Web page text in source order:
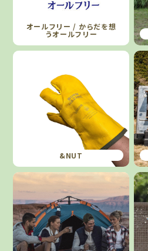
オールフリー / からだを想
うオールフリー
&NUT